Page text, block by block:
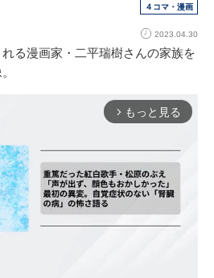
４コマ・漫画
2023.04.30
る漫画家・二平瑞樹さんの家族を
arrow_forward_ios もっと見る